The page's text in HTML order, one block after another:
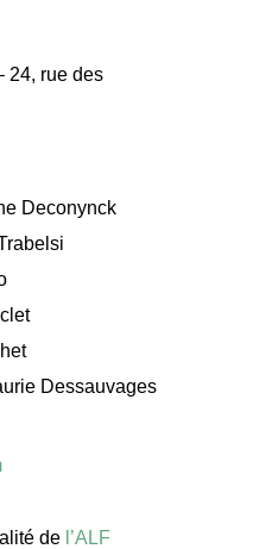
24, rue des
Deconynck
Dessauvages
de l’ALF